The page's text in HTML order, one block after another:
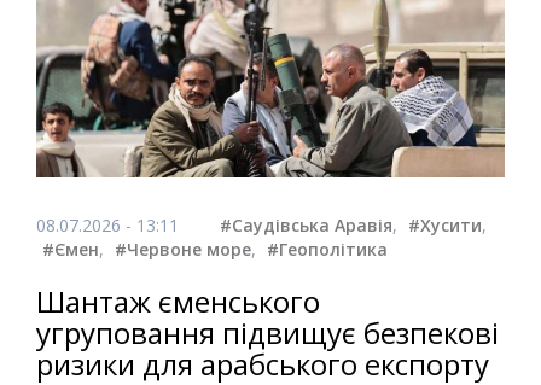
08.07.2026 - 13:11 #Саудівська Аравія, #Хусити,
#Ємен, #Червоне море, #Геополітика
Шантаж єменського
угруповання підвищує безпекові
ризики для арабського експорту